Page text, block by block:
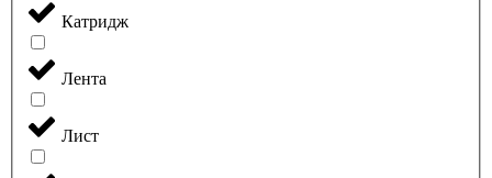
Катридж
Лента
Лист